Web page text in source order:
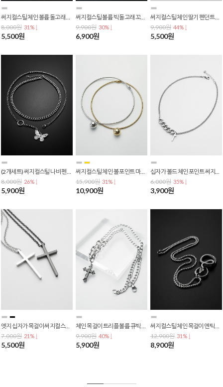
써지컬스틸 체인 볼륨 돌고래 꼬리 펜던트 비즈 체인 목걸이 N-0036
8,000원 31% ↓
5,500원
써지컬스틸 볼륨 빅 돌고래 꼬리 펜던트 체인목걸이 N-0049
9,900원 30% ↓
6,900원
써지컬스틸 체인 딸기 펜던트 진주 스퀘어 목걸이 N-0146
9,900원 44% ↓
5,500원
8,000원 26% ↓
5,900원
써지컬스틸 체인 볼 포인트 마그네틱 버클 쇄골 목걸이 N-0143
15,900원 31% ↓
10,900원
6,000원 35% ↓
3,900원
엣지 십자가 목걸이 써지컬스틸 체인 남자 여자목걸이 N-0137
7,000원 21% ↓
5,500원
9,900원 40% ↓
5,900원
12,900원 31% ↓
8,900원